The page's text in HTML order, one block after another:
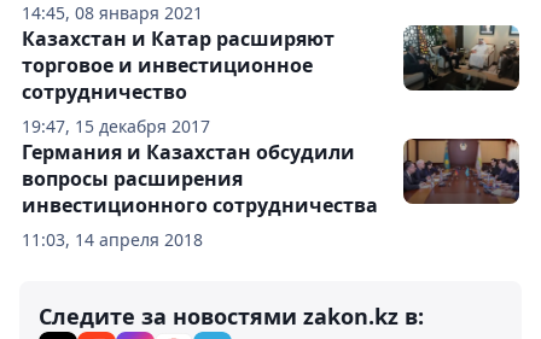
14:45, 08 января 2021
19:47, 15 декабря 2017
Казахстан и Катар расширяют
торговое и инвестиционное
сотрудничество
11:03, 14 апреля 2018
Германия и Казахстан обсудили
вопросы расширения
инвестиционного сотрудничества
Следите за новостями zakon.kz в: